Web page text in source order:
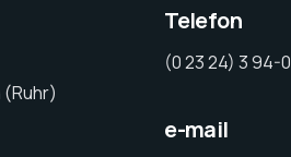
Telefon
(0 23 24) 3 94-0
e-mail